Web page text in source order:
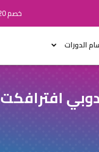
خصم 20% على جميع الدورات والباقات
الدورات
افترافكت